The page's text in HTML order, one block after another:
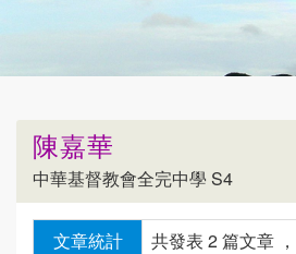
陳嘉華
中華基督教會全完中學 S4
文章統計
共發表 2 篇文章